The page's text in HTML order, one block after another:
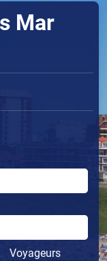
Mar
Voyageurs